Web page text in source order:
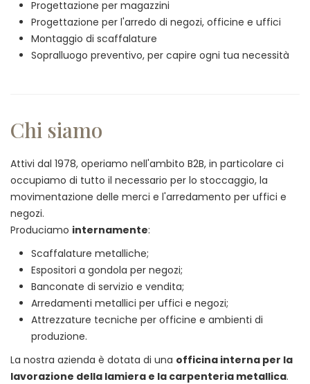
Progettazione per magazzini
Progettazione per l'arredo di negozi, officine e uffici
Montaggio di scaffalature
Sopralluogo preventivo, per capire ogni tua necessità
Chi siamo
Attivi dal 1978, operiamo nell'ambito B2B, in particolare ci
occupiamo di tutto il necessario per lo stoccaggio, la
movimentazione delle merci e l'arredamento per uffici e
negozi.
Produciamo internamente:
Scaffalature metalliche;
Espositori a gondola per negozi;
Banconate di servizio e vendita;
Arredamenti metallici per uffici e negozi;
Attrezzature tecniche per officine e ambienti di
produzione.
La nostra azienda è dotata di una officina interna per la
lavorazione della lamiera e la carpenteria metallica.